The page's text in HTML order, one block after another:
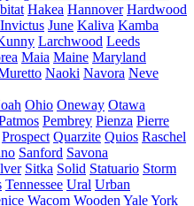
Hakea Hannover Hardwood
Invictus June Kaliva Kamba
Larchwood Leeds
Maia Maine Maryland
Naoki Navora Neve
Ohio Oneway Otawa
Pembrey Pienza Pierre
Prospect Quarzite Quios Raschel
Sanford Savona
Sitka Solid Statuario Storm
Tennessee Ural Urban
Wacom Wooden YaleYork